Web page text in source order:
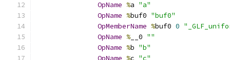
OpName %a "a"
OpName %buf0 "buf0"
OpMemberName %buf0 0
OpName % __0 ""
OpName %b "b"
OpName %c "c"